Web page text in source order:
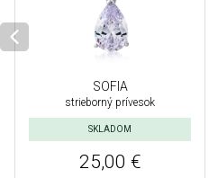
SOFIA
strieborný prívesok
SKLADOM
25,00 €